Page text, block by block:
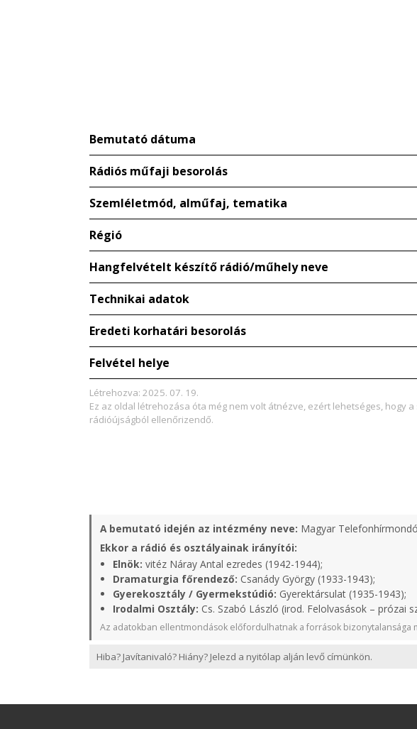
Bemutató dátuma
Rádiós műfaji besorolás
Szemléletmód, alműfaj, tematika
Régió
Hangfelvételt készítő rádió/műhely neve
Technikai adatok
Eredeti korhatári besorolás
Felvétel helye
Létrehozva: 2025. 07. 19.
Ez az oldal létrehozása óta még nem volt átnézve, ezért lehetséges,
rádióújságból ellenőrizendő.
A bemutató idején az intézmény neve: Magyar
Ekkor a rádió és osztályainak irányítói:
Elnök: vitéz Náray Antal ezredes (1942-1944);
Dramaturgia főrendező: Csanády György (1933-1943);
Gyerekosztály / Gyermekstúdió: Gyerektársulat (1935-1943);
Irodalmi Osztály: Cs. Szabó László (irod. Felolvasások – prózai
Az adatokban ellentmondások előfordulhatnak a források bizonytalansága
Hiba? Javítanivaló? Hiány? Jelezd a nyitólap alján levő címünkön.